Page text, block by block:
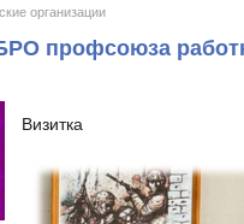
организации
профсоюза
Визитка